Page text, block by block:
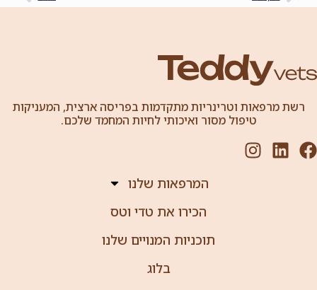
רשת מרפאות וטרינריות מתקדמות בפריסה ארצית, המעניקות
טיפול מסור ואיכותי לחיות המחמד שלכם.
המרפאות שלנו
הכירו את טדי וטס
תוכניות המנויים שלנו
בלוג